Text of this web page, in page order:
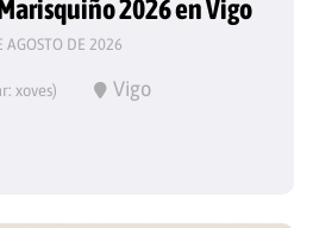
2026 en Vigo
AGOSTO DE 2026
xoves) Vigo